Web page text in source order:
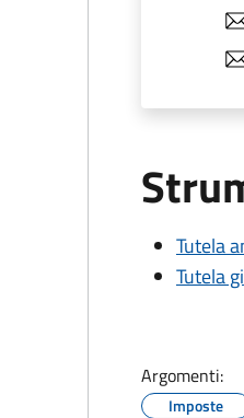
Tutela
Tutela
Argomenti:
Imposte